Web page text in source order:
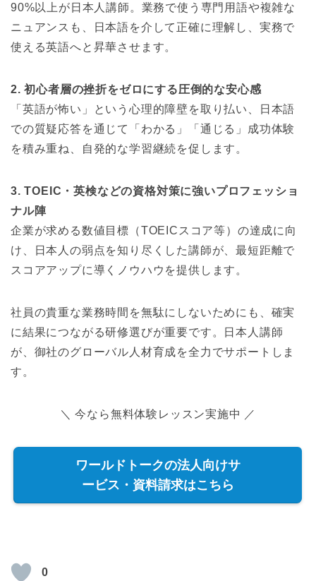
90%以上が日本人講師。業務で使う専門用語や複雑な
ニュアンスも、日本語を介して正確に理解し、実務で
使える英語へと昇華させます。
2. 初心者層の挫折をゼロにする圧倒的な安心感
「英語が怖い」という心理的障壁を取り払い、日本語
での質疑応答を通じて「わかる」「通じる」成功体験
を積み重ね、自発的な学習継続を促します。
3. TOEIC・英検などの資格対策に強いプロフェッショ
ナル陣
企業が求める数値目標（TOEICスコア等）の達成に向
け、日本人の弱点を知り尽くした講師が、最短距離で
スコアアップに導くノウハウを提供します。
社員の貴重な業務時間を無駄にしないためにも、確実
に結果につながる研修選びが重要です。日本人講師
が、御社のグローバル人材育成を全力でサポートしま
す。
＼ 今なら無料体験レッスン実施中 ／
ワールドトークの法人向けサ
ービス・資料請求はこちら
0